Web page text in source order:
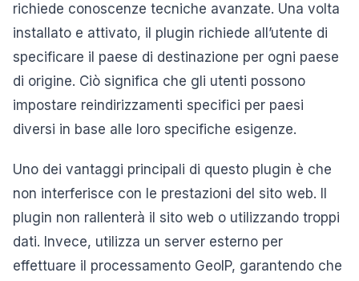
richiede conoscenze tecniche avanzate. Una volta
installato e attivato, il plugin richiede all’utente di
specificare il paese di destinazione per ogni paese
di origine. Ciò significa che gli utenti possono
impostare reindirizzamenti specifici per paesi
diversi in base alle loro specifiche esigenze.
Uno dei vantaggi principali di questo plugin è che
non interferisce con le prestazioni del sito web. Il
plugin non rallenterà il sito web o utilizzando troppi
dati. Invece, utilizza un server esterno per
effettuare il processamento GeoIP, garantendo che